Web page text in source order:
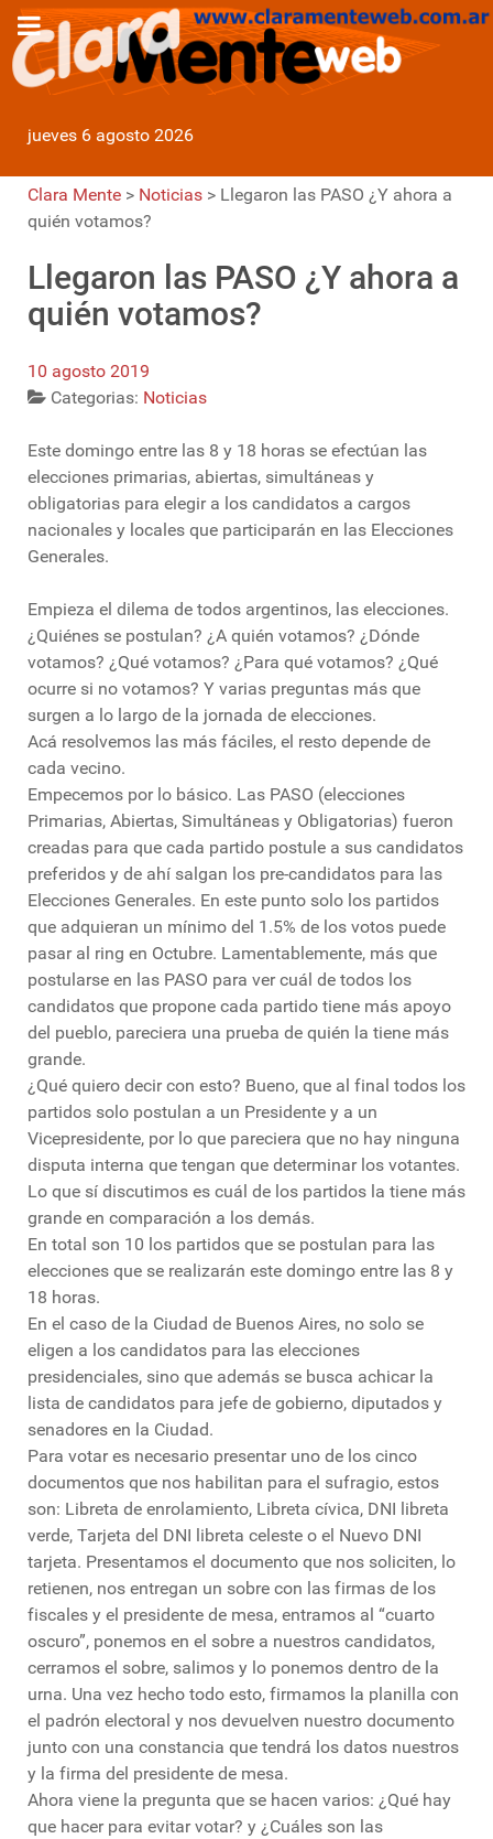
jueves 6 agosto 2026
Clara Mente > Noticias > Llegaron las PASO ¿Y ahora a
quién votamos?
Llegaron las PASO ¿Y ahora a
quién votamos?
10 agosto 2019
Categorias: Noticias
Este domingo entre las 8 y 18 horas se efectúan las
elecciones primarias, abiertas, simultáneas y
obligatorias para elegir a los candidatos a cargos
nacionales y locales que participarán en las Elecciones
Generales.
Empieza el dilema de todos argentinos, las elecciones.
¿Quiénes se postulan? ¿A quién votamos? ¿Dónde
votamos? ¿Qué votamos? ¿Para qué votamos? ¿Qué
ocurre si no votamos? Y varias preguntas más que
surgen a lo largo de la jornada de elecciones.
Acá resolvemos las más fáciles, el resto depende de
cada vecino.
Empecemos por lo básico. Las PASO (elecciones
Primarias, Abiertas, Simultáneas y Obligatorias) fueron
creadas para que cada partido postule a sus candidatos
preferidos y de ahí salgan los pre-candidatos para las
Elecciones Generales. En este punto solo los partidos
que adquieran un mínimo del 1.5% de los votos puede
pasar al ring en Octubre. Lamentablemente, más que
postularse en las PASO para ver cuál de todos los
candidatos que propone cada partido tiene más apoyo
del pueblo, pareciera una prueba de quién la tiene más
grande.
¿Qué quiero decir con esto? Bueno, que al final todos los
partidos solo postulan a un Presidente y a un
Vicepresidente, por lo que pareciera que no hay ninguna
disputa interna que tengan que determinar los votantes.
Lo que sí discutimos es cuál de los partidos la tiene más
grande en comparación a los demás.
En total son 10 los partidos que se postulan para las
elecciones que se realizarán este domingo entre las 8 y
18 horas.
En el caso de la Ciudad de Buenos Aires, no solo se
eligen a los candidatos para las elecciones
presidenciales, sino que además se busca achicar la
lista de candidatos para jefe de gobierno, diputados y
senadores en la Ciudad.
Para votar es necesario presentar uno de los cinco
documentos que nos habilitan para el sufragio, estos
son: Libreta de enrolamiento, Libreta cívica, DNI libreta
verde, Tarjeta del DNI libreta celeste o el Nuevo DNI
tarjeta. Presentamos el documento que nos soliciten, lo
retienen, nos entregan un sobre con las firmas de los
fiscales y el presidente de mesa, entramos al “cuarto
oscuro”, ponemos en el sobre a nuestros candidatos,
cerramos el sobre, salimos y lo ponemos dentro de la
urna. Una vez hecho todo esto, firmamos la planilla con
el padrón electoral y nos devuelven nuestro documento
junto con una constancia que tendrá los datos nuestros
y la firma del presidente de mesa.
Ahora viene la pregunta que se hacen varios: ¿Qué hay
que hacer para evitar votar? y ¿Cuáles son las